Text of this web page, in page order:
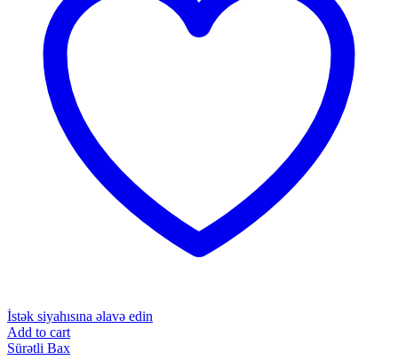
İstək siyahısına əlavə edin
Add to cart
Sürətli Bax